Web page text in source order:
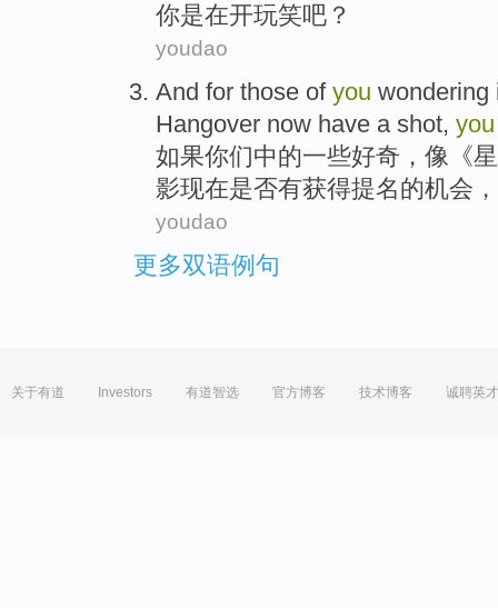
你是在开玩笑吧？
youdao
And for those of you wondering
Hangover now have a shot, you
如果你们中的一些好奇 ， 像 《
影现在是否有获得提名的机会 ，
youdao
更多双语例句
关于有道 Investors 有道智选 官方博客 技术博客 诚聘英才